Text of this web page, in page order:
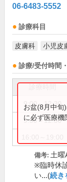
06-6483-5552
診療科目
皮膚科 小児皮
診療/受付時間
9:00～12:30
9:30～12:30
お盆(8月中旬
に必ず医療機
備考: 土曜
※臨時休
い...(続き